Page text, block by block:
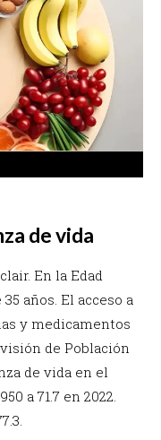
de vida
En la Edad
años. El acceso a
y medicamentos
de Población
de vida en el
a 71.7 en 2022.